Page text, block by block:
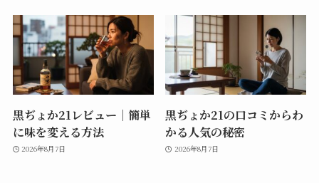
黒ぢょか21レビュー｜簡単
に味を変える方法
2026年8月7日
黒ぢょか21の口コミからわ
かる人気の秘密
2026年8月7日